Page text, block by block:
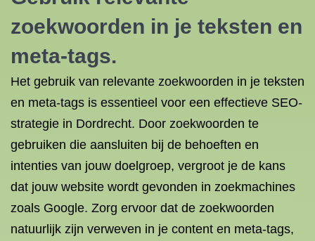
zoekwoorden in je teksten en
meta-tags.
Het gebruik van relevante zoekwoorden in je teksten
en meta-tags is essentieel voor een effectieve SEO-
strategie in Dordrecht. Door zoekwoorden te
gebruiken die aansluiten bij de behoeften en
intenties van jouw doelgroep, vergroot je de kans
dat jouw website wordt gevonden in zoekmachines
zoals Google. Zorg ervoor dat de zoekwoorden
natuurlijk zijn verweven in je content en meta-tags,